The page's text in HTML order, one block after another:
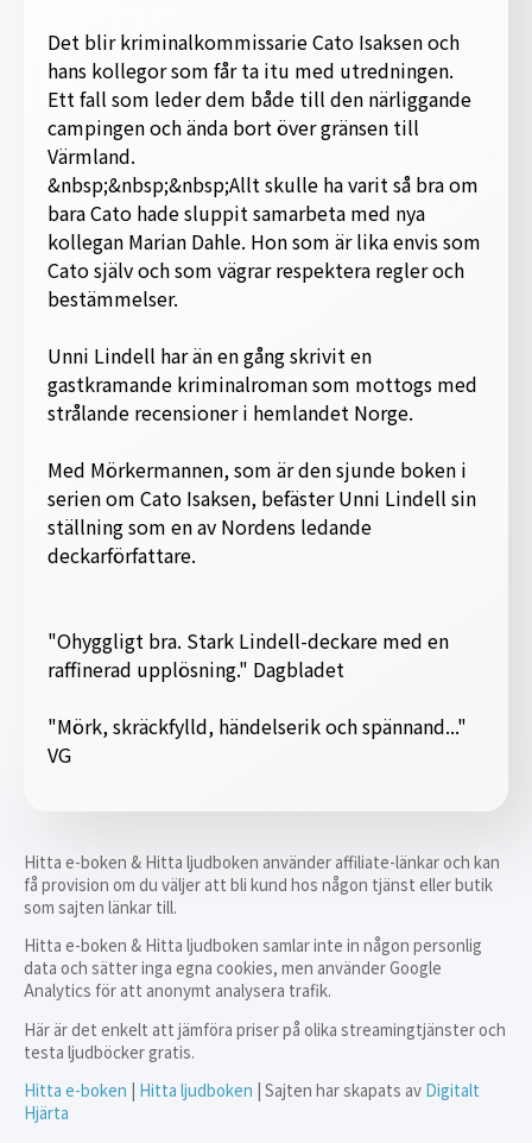
Det blir kriminalkommissarie Cato Isaksen och
hans kollegor som får ta itu med utredningen.
Ett fall som leder dem både till den närliggande
campingen och ända bort över gränsen till
Värmland.
&nbsp;&nbsp;&nbsp;Allt skulle ha varit så bra om
bara Cato hade sluppit samarbeta med nya
kollegan Marian Dahle. Hon som är lika envis som
Cato själv och som vägrar respektera regler och
bestämmelser.
Unni Lindell har än en gång skrivit en
gastkramande kriminalroman som mottogs med
strålande recensioner i hemlandet Norge.
Med Mörkermannen, som är den sjunde boken i
serien om Cato Isaksen, befäster Unni Lindell sin
ställning som en av Nordens ledande
deckarförfattare.
"Ohyggligt bra. Stark Lindell-deckare med en
raffinerad upplösning." Dagbladet
"Mörk, skräckfylld, händelserik och spännand..."
VG
Hitta e-boken & Hitta ljudboken använder affiliate-länkar och kan
få provision om du väljer att bli kund hos någon tjänst eller butik
som sajten länkar till.
Hitta e-boken & Hitta ljudboken samlar inte in någon personlig
data och sätter inga egna cookies, men använder Google
Analytics för att anonymt analysera trafik.
Här är det enkelt att jämföra priser på olika streamingtjänster och
testa ljudböcker gratis.
Hitta e-boken | Hitta ljudboken | Sajten har skapats av Digitalt
Hjärta